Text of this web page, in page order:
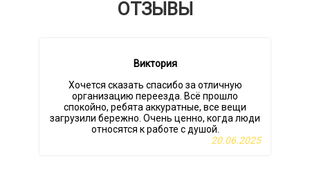
ОТЗЫВЫ
Виктория
Хочется сказать спасибо за отличную
организацию переезда. Всё прошло
спокойно, ребята аккуратные, все вещи
загрузили бережно. Очень ценно, когда люди
относятся к работе с душой.
20.06.2025